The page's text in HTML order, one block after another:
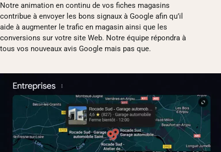
Notre animation en continu de vos fiches magasins
contribue à envoyer les bons signaux à Google afin qu’il
aide à augmenter le trafic en magasin ainsi que les
conversions sur votre site Web. Notre équipe répondra à
tous vos nouveaux avis Google mais pas que.